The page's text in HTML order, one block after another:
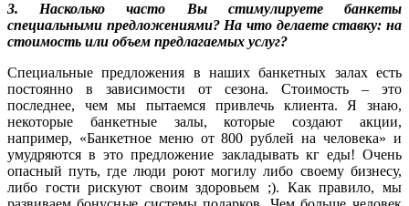
3. Насколько часто Вы стимулируете банкеты
специальными предложениями? На что делаете ставку: на
стоимость или объем предлагаемых услуг?
Специальные предложения в наших банкетных залах есть
постоянно в зависимости от сезона. Стоимость – это
последнее, чем мы пытаемся привлечь клиента. Я знаю,
некоторые банкетные залы, которые создают акции,
например, «Банкетное меню от 800 рублей на человека» и
умудряются в это предложение закладывать кг еды! Очень
опасный путь, где люди роют могилу либо своему бизнесу,
либо гости рискуют своим здоровьем ;). Как правило, мы